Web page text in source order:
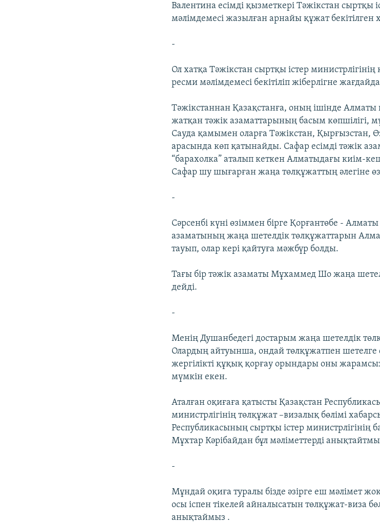
Валентина есімді қызметкері Тәжікстан сыртқы
мәлімдемесі жазылған арнайы құжат бекітілген
-
Ол хатқа Тәжікстан сыртқы істер
ресми мәлімдемесі бекітіліп жіберлігне
Тәжікстаннан Қазақстанға, оның ішінде Алматы
жатқан тәжік азаматтарының басым көпшілігі,
Сауда қамымен оларға Тәжікстан, Қырғызстан,
арасында көп қатынайды. Сафар есімді тәжік
“барахолка” аталып кеткен Алматыдағы киім-
Сафар шу шығарған жаңа төлқұжаттың әлегіне
-
Сәрсенбі күні өзіммен бірге Қорғантөбе -
азаматының жаңа шетелдік төлқұжаттарын
тауып, олар кері қайтуға мәжбүр болды.
Тағы бір тәжік азаматы Мұхаммед Шо жаңа
дейді.
-
Менің Душанбедегі достарым жаңа шетелдік
Олардың айтуынша, ондай төлқұжатпен шетелге
жергілікті құқық қорғау орындары оны
мүмкін екен.
Аталған оқиғаға қатысты Қазақстан
министрлігінің төлқұжат –визалық бөлімі
Республикасының сыртқы істер министрлігінің
Мұхтар Кәрібайдан бұл мәліметтерді
-
Мұндай оқиға туралы бізде әзірге еш мәлімет
осы іспен тікелей айналысатын төлқұжат-виза
анықтаймыз .